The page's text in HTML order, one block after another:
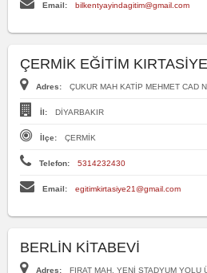
Email: bilkentyayindagitim@gmail.com
ÇERMİK EĞİTİM KIRTASİYE
Adres: ÇUKUR MAH KATİP MEHMET CAD
İl: DİYARBAKIR
İlçe: ÇERMİK
Telefon: 5314232430
Email: egitimkirtasiye21@gmail.com
BERLİN KİTABEVİ
Adres:
FIRAT MAH. YENİ STADYUM YOLU